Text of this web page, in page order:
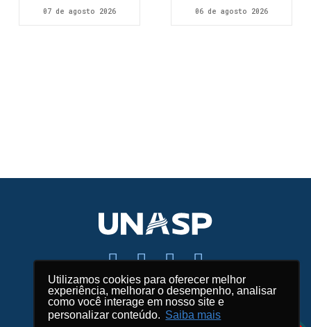
Utilizamos cookies para oferecer melhor
experiência, melhorar o desempenho, analisar
como você interage em nosso site e
personalizar conteúdo. Saiba mais
07 de agosto 2026 06 de agosto 2026
Fale conosco
Mapas e endereços